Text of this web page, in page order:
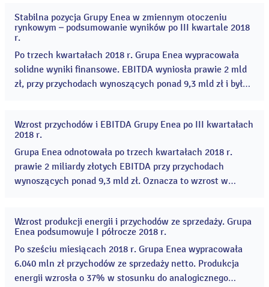
23
lis
Stabilna pozycja Grupy Enea w zmiennym otoczeniu
rynkowym – podsumowanie wyników po III kwartale 2018
r.
Po trzech kwartałach 2018 r. Grupa Enea wypracowała
solidne wyniki finansowe. EBITDA wyniosła prawie 2 mld
zł, przy przychodach wynoszących ponad 9,3 mld zł i była
łańcuchu wartości: od produkcji węgla, przez wytwarzanie
energii elektrycznej, wolumen sprzedaży usług
dystrybucyjnych...
09
Wzrost przychodów i EBITDA Grupy Enea po III kwartałach
2018 r.
Grupa Enea odnotowała po trzech kwartałach 2018 r.
prawie 2 miliardy złotych EBITDA przy przychodach
wynoszących ponad 9,3 mld zł. Oznacza to wzrost w
13
2018
Wzrost produkcji energii i przychodów ze sprzedaży. Grupa
Enea podsumowuje I półrocze 2018 r.
Po sześciu miesiącach 2018 r. Grupa Enea wypracowała
6.040 mln zł przychodów ze sprzedaży netto. Produkcja
energii wzrosła o 37% w stosunku do analogicznego